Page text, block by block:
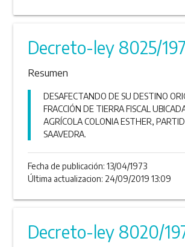
Decreto-ley 8025/
Resumen
DESAFECTANDO DE SU DESTINO
FRACCIÓN DE TIERRA FISCAL
AGRÍCOLA COLONIA ESTHER,
SAAVEDRA.
Fecha de publicación:13/04/1973
Última actualizacion: 24/09/2019 13:09
Decreto-ley 8020/